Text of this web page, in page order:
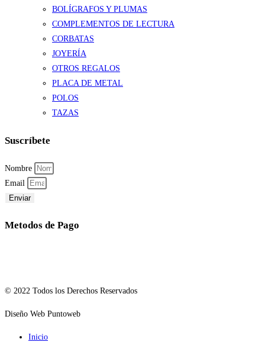
BOLÍGRAFOS Y PLUMAS
COMPLEMENTOS DE LECTURA
CORBATAS
JOYERÍA
OTROS REGALOS
PLACA DE METAL
POLOS
TAZAS
Suscríbete
Nombre
Email
Enviar
Metodos de Pago
© 2022 Todos los Derechos Reservados
Diseño Web Puntoweb
Inicio